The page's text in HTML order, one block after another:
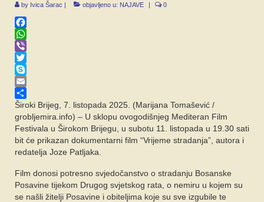
by Ivica Šarac | objavljeno u: NAJAVE | 0
Facebook
WhatsApp
Viber
Twitter
Skype
Email
Share
Široki Brijeg, 7. listopada 2025. (Marijana Tomašević /
grobljemira.info) – U sklopu ovogodišnjeg Mediteran Film
Festivala u Širokom Brijegu, u subotu 11. listopada u 19.30 sati
bit će prikazan dokumentarni film “Vrijeme stradanja”, autora i
redatelja Joze Patljaka.
Film donosi potresno svjedočanstvo o stradanju Bosanske
Posavine tijekom Drugog svjetskog rata, o nemiru u kojem su
se našli žitelji Posavine i obiteljima koje su sve izgubile te